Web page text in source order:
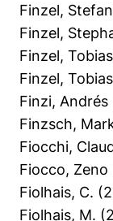
Finzel,
Finzel,
Finzel, Tobias
Finzel,
Finzi, Andrés
Finzsch,
Fiocchi,
Fiocco, Zeno
Fiolhais, C.
Fiolhais, M.